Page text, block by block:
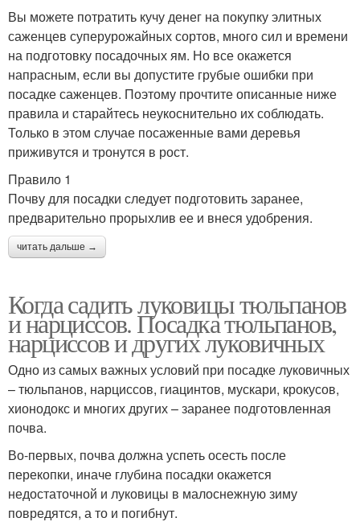
Вы можете потратить кучу денег на покупку элитных
саженцев суперурожайных сортов, много сил и времени
на подготовку посадочных ям. Но все окажется
напрасным, если вы допустите грубые ошибки при
посадке саженцев. Поэтому прочтите описанные ниже
правила и старайтесь неукоснительно их соблюдать.
Только в этом случае посаженные вами деревья
приживутся и тронутся в рост.
Правило 1
Почву для посадки следует подготовить заранее,
предварительно прорыхлив ее и внеся удобрения.
читать дальше →
Когда садить луковицы тюльпанов
и нарциссов. Посадка тюльпанов,
нарциссов и других луковичных
Одно из самых важных условий при посадке луковичных
– тюльпанов, нарциссов, гиацинтов, мускари, крокусов,
хионодокс и многих других – заранее подготовленная
почва.
Во-первых, почва должна успеть осесть после
перекопки, иначе глубина посадки окажется
недостаточной и луковицы в малоснежную зиму
повредятся, а то и погибнут.